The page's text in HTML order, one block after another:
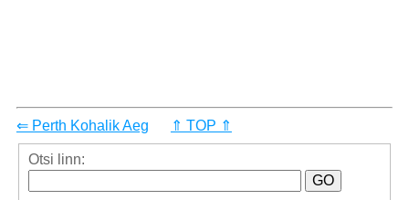
⇐ Perth Kohalik Aeg ⇑ TOP ⇑
Otsi linn: